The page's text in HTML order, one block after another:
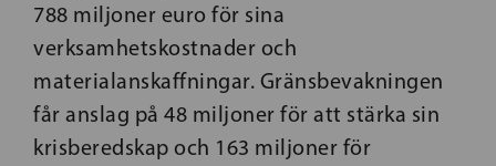
788 miljoner euro för sina
verksamhetskostnader och
materialanskaffningar. Gränsbevakningen
får anslag på 48 miljoner för att stärka sin
krisberedskap och 163 miljoner för